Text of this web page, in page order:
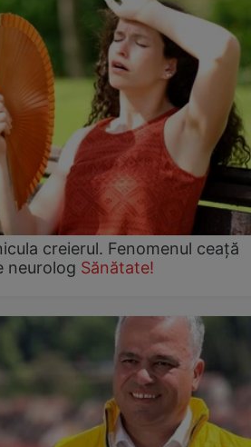
creierul. Fenomenul ceață
neurolog Sănătate!